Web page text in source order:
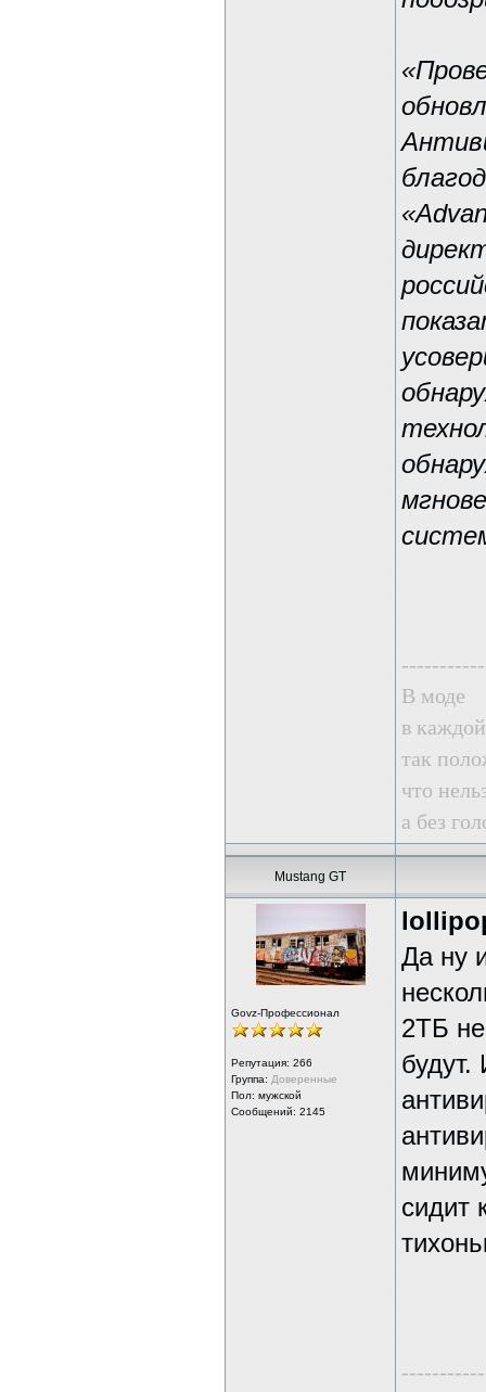
В моде
в каждой
так
что
а без
Mustang GT
Govz-Профессионал
Репутация: 266
Группа: Доверенные
Пол: мужской
Сообщений: 2145
Да ну
2ТБ
будут.
сидит